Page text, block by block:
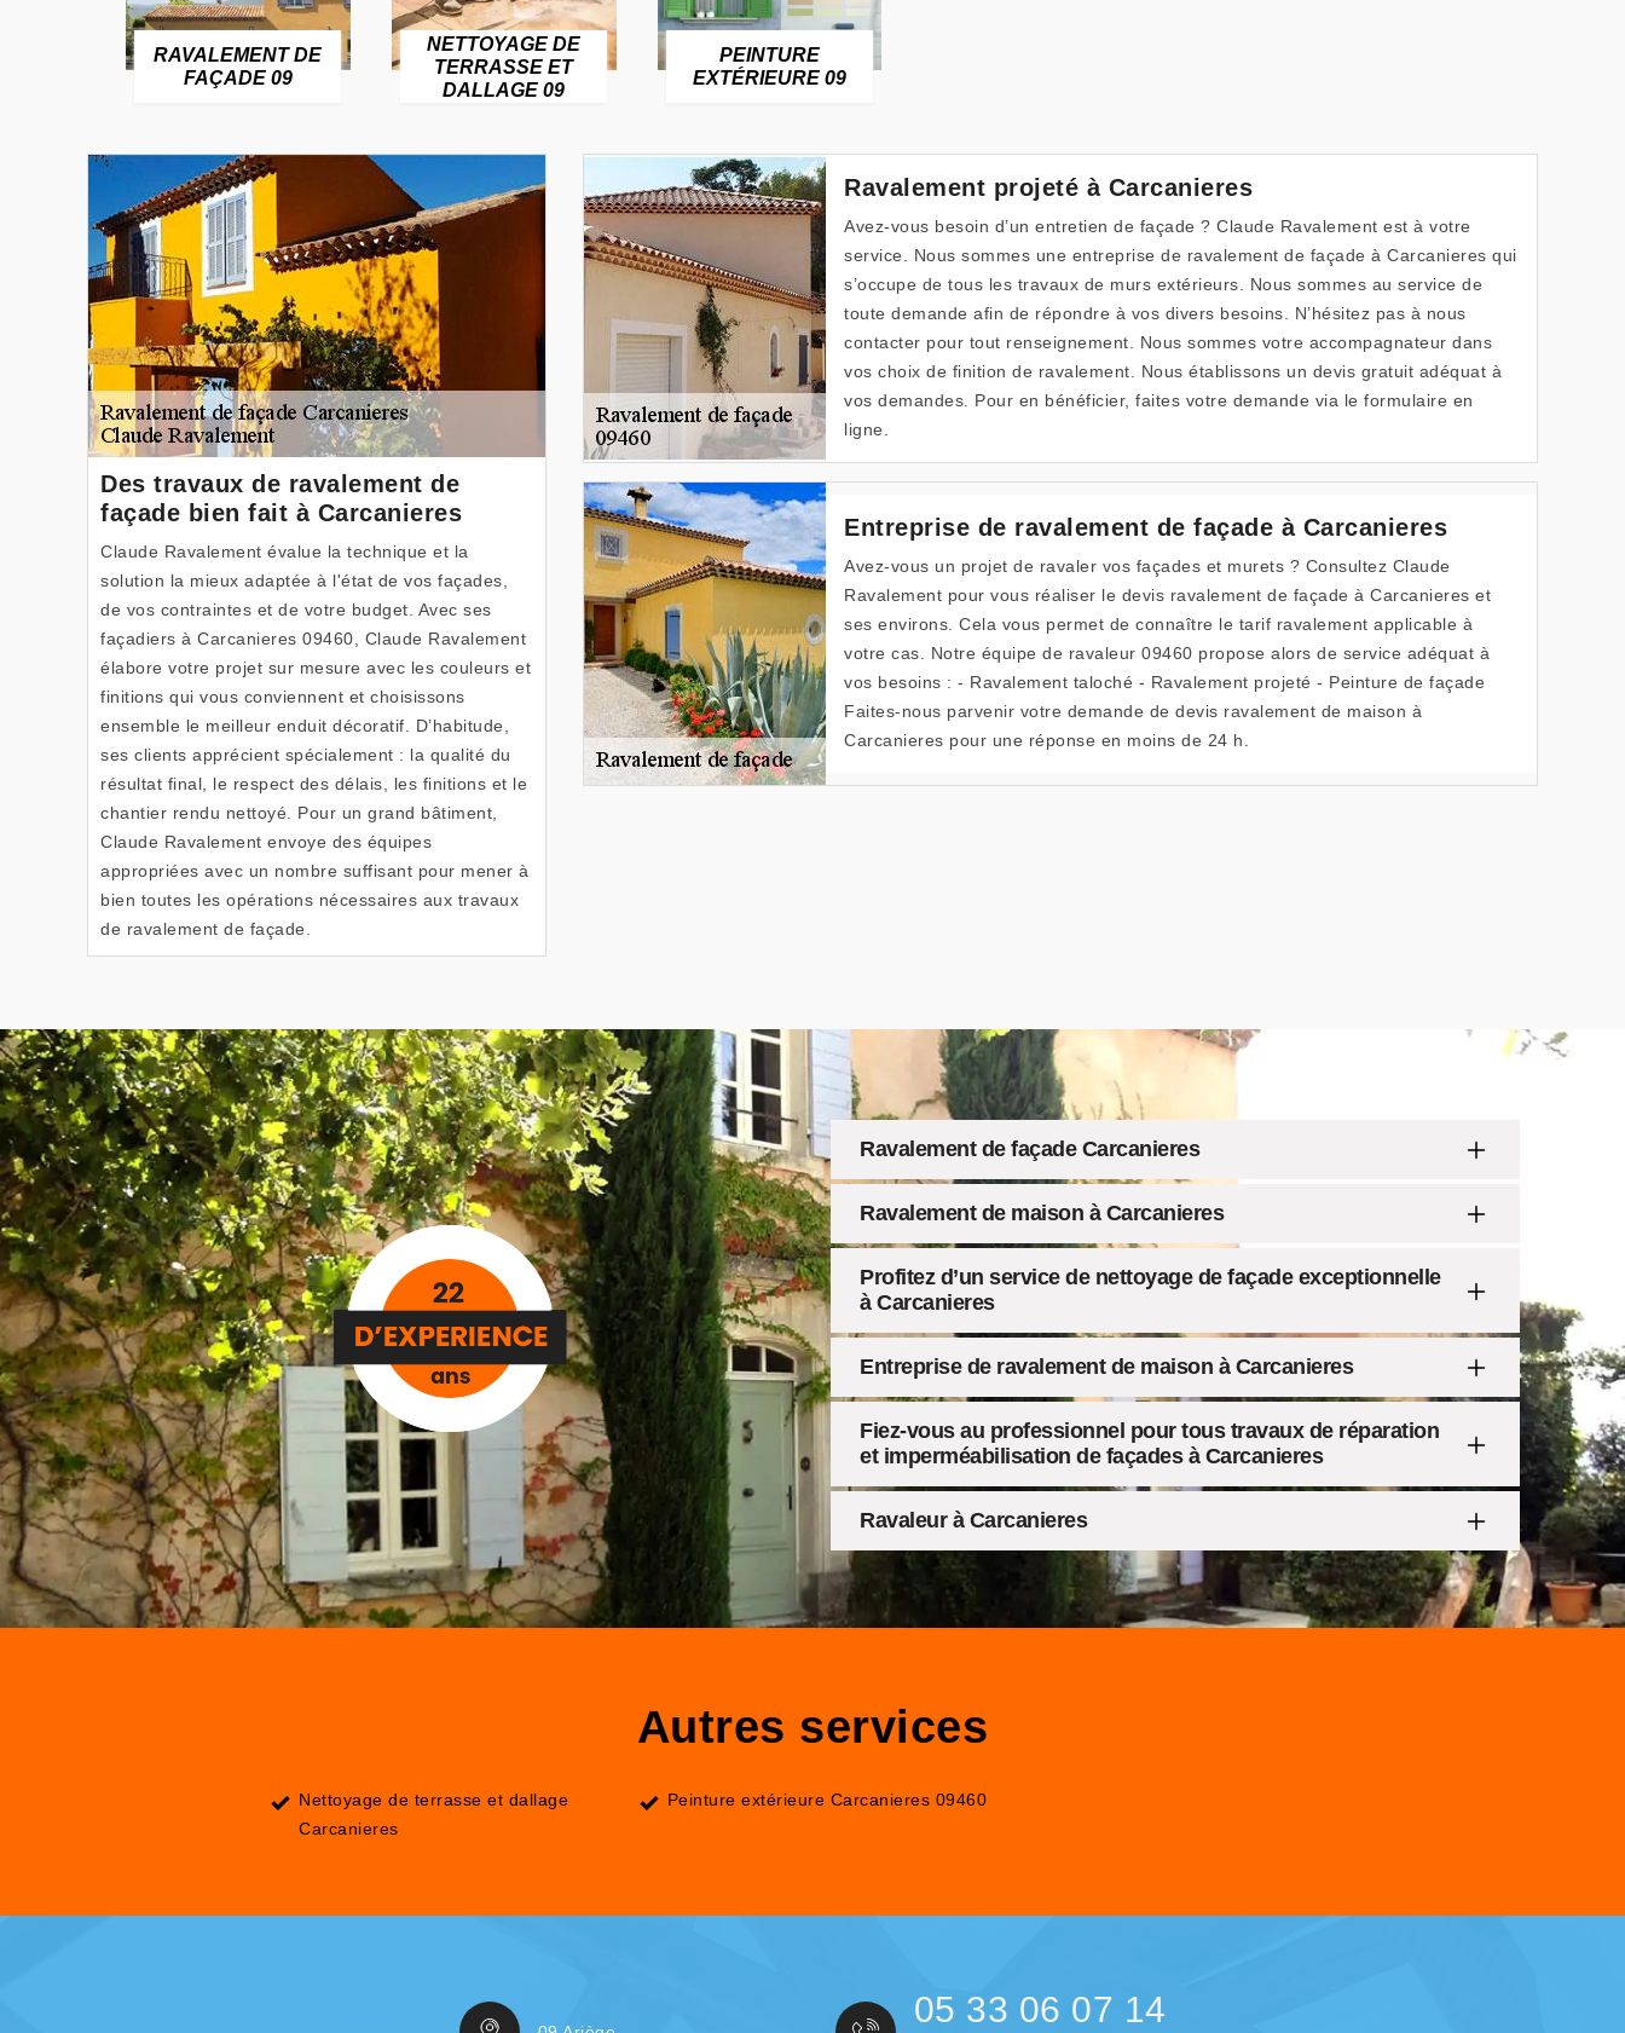
RAVALEMENT DE
FAÇADE 09
NETTOYAGE DE
TERRASSE ET
DALLAGE 09
PEINTURE
EXTÉRIEURE 09
Des travaux de ravalement de
façade bien fait à Carcanieres
Claude Ravalement évalue la technique et la
solution la mieux adaptée à l'état de vos façades,
de vos contraintes et de votre budget. Avec ses
façadiers à Carcanieres 09460, Claude Ravalement
élabore votre projet sur mesure avec les couleurs et
finitions qui vous conviennent et choisissons
ensemble le meilleur enduit décoratif. D’habitude,
ses clients apprécient spécialement : la qualité du
résultat final, le respect des délais, les finitions et le
chantier rendu nettoyé. Pour un grand bâtiment,
Claude Ravalement envoye des équipes
appropriées avec un nombre suffisant pour mener à
bien toutes les opérations nécessaires aux travaux
de ravalement de façade.
Ravalement projeté à Carcanieres
Avez-vous besoin d’un entretien de façade ? Claude Ravalement est à votre
service. Nous sommes une entreprise de ravalement de façade à Carcanieres qui
s’occupe de tous les travaux de murs extérieurs. Nous sommes au service de
toute demande afin de répondre à vos divers besoins. N’hésitez pas à nous
contacter pour tout renseignement. Nous sommes votre accompagnateur dans
vos choix de finition de ravalement. Nous établissons un devis gratuit adéquat à
vos demandes. Pour en bénéficier, faites votre demande via le formulaire en
ligne.
Entreprise de ravalement de façade à Carcanieres
Avez-vous un projet de ravaler vos façades et murets ? Consultez Claude
Ravalement pour vous réaliser le devis ravalement de façade à Carcanieres et
ses environs. Cela vous permet de connaître le tarif ravalement applicable à
votre cas. Notre équipe de ravaleur 09460 propose alors de service adéquat à
vos besoins : - Ravalement taloché - Ravalement projeté - Peinture de façade
Faites-nous parvenir votre demande de devis ravalement de maison à
Carcanieres pour une réponse en moins de 24 h.
Ravalement de façade Carcanieres
Ravalement de maison à Carcanieres
Profitez d’un service de nettoyage de façade exceptionnelle
à Carcanieres
Entreprise de ravalement de maison à Carcanieres
Fiez-vous au professionnel pour tous travaux de réparation
et imperméabilisation de façades à Carcanieres
Ravaleur à Carcanieres
Autres services
Nettoyage de terrasse et dallage
Carcanieres
Peinture extérieure Carcanieres 09460
05 33 06 07 14